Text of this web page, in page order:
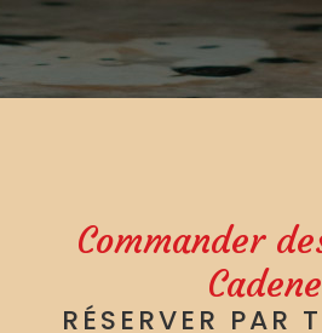
Commander
RÉSERVER PAR